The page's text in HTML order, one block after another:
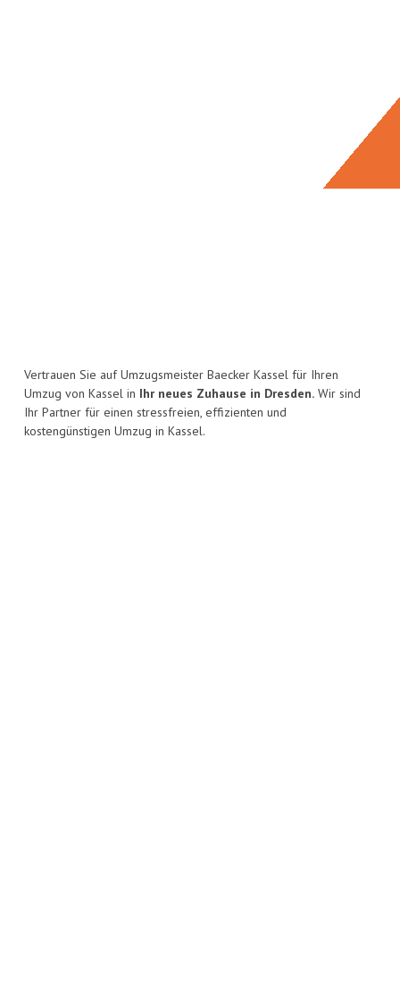
Vertrauen Sie auf Umzugsmeister Baecker Kassel für Ihren
Umzug von Kassel in Ihr neues Zuhause in Dresden. Wir sind
Ihr Partner für einen stressfreien, effizienten und
kostengünstigen Umzug in Kassel.